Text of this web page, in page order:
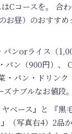
Cコースを。 合
お昼）のおすすめ
パンorライス（
パン（900円）、
・パン・ドリンク
ズナブルなお値段
ベース』と 『黒
（写真右4）2品